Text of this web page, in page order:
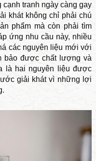
tranh ngày càng gay
khát không chỉ phải chú
phẩm mà còn phải tìm
ứng nhu cầu này, nhiều
các nguyên liệu mới với
bảo được chất lượng và
là hai nguyên liệu được
giải khát vì những lợi